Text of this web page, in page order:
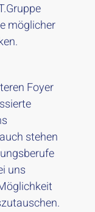
möglicher
Foyer
stehen
uns